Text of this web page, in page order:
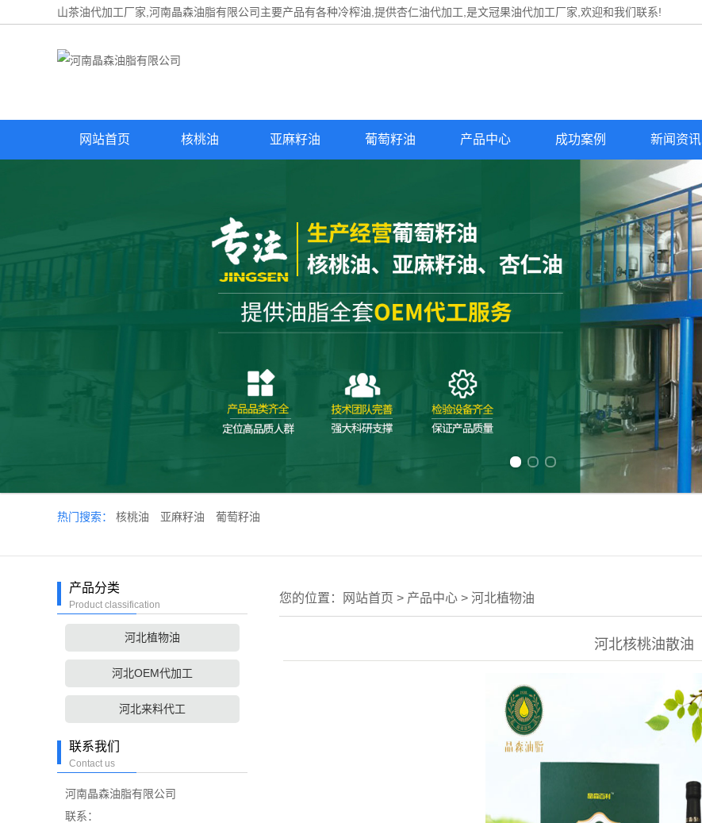
山茶油代加工厂家,河南晶森油脂有限公司主要产品有各种冷榨油,提供杏仁油代加工 ,是文冠果油代加工厂家,欢迎和我们联系!
网站首页 核桃油 亚麻籽油 葡萄籽油 产品中心 成功案例 新闻资讯
热门搜索： 核桃油 亚麻籽油 葡萄籽油
产品分类
Product classification
河北植物油
河北OEM代加工
河北来料代工
联系我们
Contact us
河南晶森油脂有限公司
联系：
您的位置： 网站首页 > 产品中心 > 河北植物油
河北核桃油散油